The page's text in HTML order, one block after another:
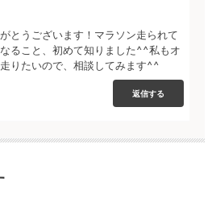
とうございます！マラソン走られて
ること、初めて知りました^^私もオ
りたいので、相談してみます^^
返信する